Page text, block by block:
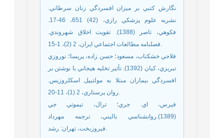
نگارش کتبي بر ميزان افسردگي زنان سرطاني.
نشريه علوم پزشکي رازي، (42) 651، 46-17.
فکوهي، تاصر (1388). تقويت اخلاق شهروندي.
فصلنامه مطالعات اجتماعي ايران، 2 (2)، 1-15.
فلاحي خشکناب، مسعود؛ حسن زاده، پريسا؛ نوروزي
تبريزي، کيان (1392). تأثير تخليه هيجاني با نوشتن بر
افسردگي بيماران مبتلا به مولتيپل اسکلروزيس.
روان پرستاري، 2 (1)، 11-20.
فيرس، اي. جري؛ ترال، تيموتي جي
(1389).روانشناسي باليني، ترجمه مهرداد
فيروزبخت، تهران: رشد.